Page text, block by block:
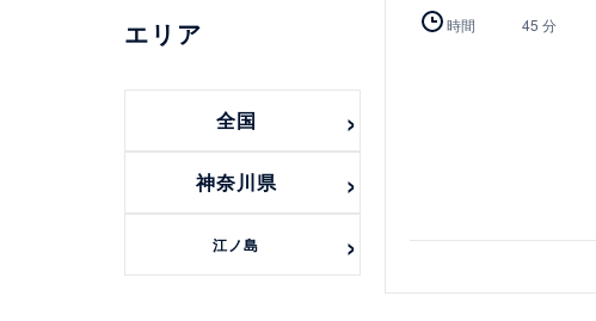
エリア
全国
神奈川県
江ノ島
時間 45 分